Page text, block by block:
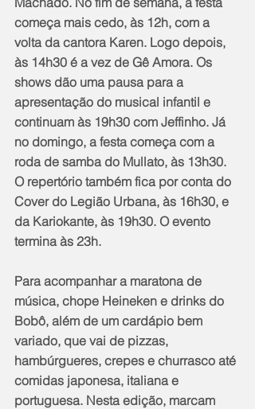
começa mais cedo, às 12h, com a
volta da cantora Karen. Logo depois,
às 14h30 é a vez de Gê Amora. Os
shows dão uma pausa para a
apresentação do musical infantil e
continuam às 19h30 com Jeffinho. Já
no domingo, a festa começa com a
roda de samba do Mullato, às 13h30.
O repertório também fica por conta do
Cover do Legião Urbana, às 16h30, e
da Kariokante, às 19h30. O evento
termina às 23h.
Para acompanhar a maratona de
música, chope Heineken e drinks do
Bobô, além de um cardápio bem
variado, que vai de pizzas,
hambúrgueres, crepes e churrasco até
comidas japonesa, italiana e
portuguesa. Nesta edição, marcam